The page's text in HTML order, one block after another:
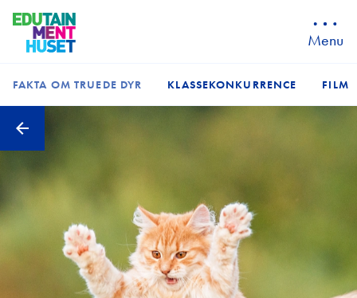
Menu
FAKTA OM TRUEDE DYR KLASSEKONKURRENCE FILM